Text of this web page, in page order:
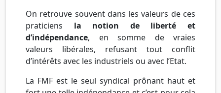
On retrouve souvent dans les valeurs de ces
praticiens la notion de liberté et
d’indépendance, en somme de vraies
valeurs libérales, refusant tout conflit
d’intérêts avec les industriels ou avec l’Etat.
La FMF est le seul syndical prônant haut et